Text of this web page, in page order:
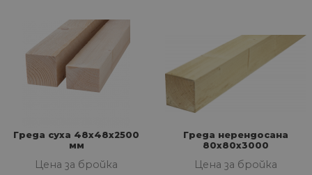
Греда суха 48х48х2500
мм
Цена за бройка
Греда нерендосана
80x80x3000
Цена за бройка